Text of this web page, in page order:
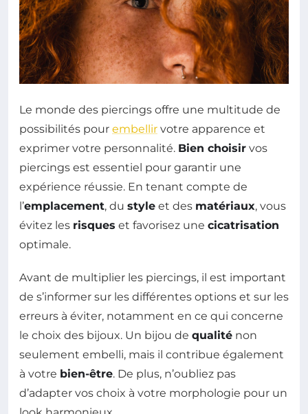
Le monde des piercings offre une multitude de
possibilités pour embellir votre apparence et
exprimer votre personnalité. Bien choisir vos
piercings est essentiel pour garantir une
expérience réussie. En tenant compte de
l’emplacement, du style et des matériaux, vous
évitez les risques et favorisez une cicatrisation
optimale.
Avant de multiplier les piercings, il est important
de s’informer sur les différentes options et sur les
erreurs à éviter, notamment en ce qui concerne
le choix des bijoux. Un bijou de qualité non
seulement embelli, mais il contribue également
à votre bien-être. De plus, n’oubliez pas
d’adapter vos choix à votre morphologie pour un